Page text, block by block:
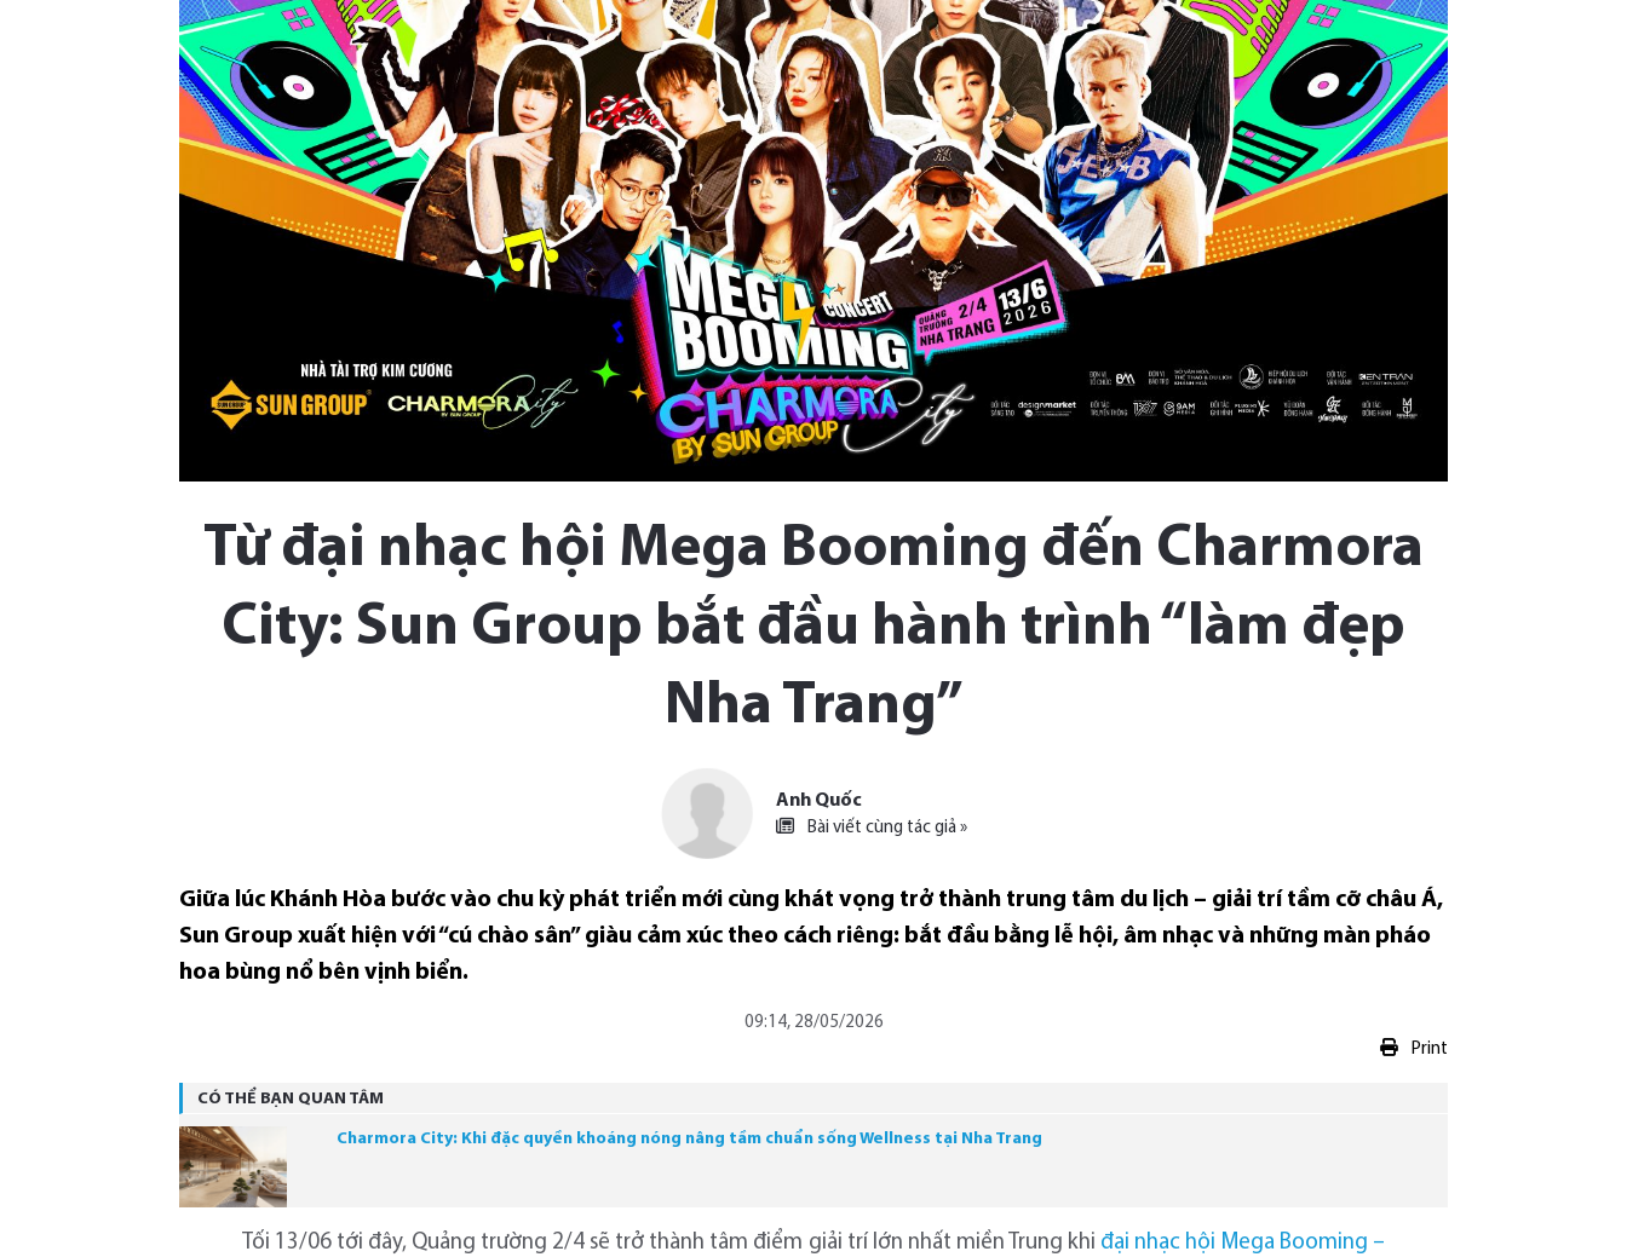
Từ đại nhạc hội Mega Booming đến Charmora
City: Sun Group bắt đầu hành trình “làm đẹp
Nha Trang”
Anh Quốc
Bài viết cùng tác giả »
Giữa lúc Khánh Hòa bước vào chu kỳ phát triển mới cùng khát vọng trở thành trung tâm du lịch – giải trí tầm cỡ châu Á,
Sun Group xuất hiện với “cú chào sân” giàu cảm xúc theo cách riêng: bắt đầu bằng lễ hội, âm nhạc và những màn pháo
hoa bùng nổ bên vịnh biển.
09:14, 28/05/2026
Print
CÓ THỂ BẠN QUAN TÂM
Charmora City: Khi đặc quyền khoáng nóng nâng tầm chuẩn sống Wellness tại Nha Trang
Tối 13/06 tới đây, Quảng trường 2/4 sẽ trở thành tâm điểm giải trí lớn nhất miền Trung khi đại nhạc hội Mega Booming –